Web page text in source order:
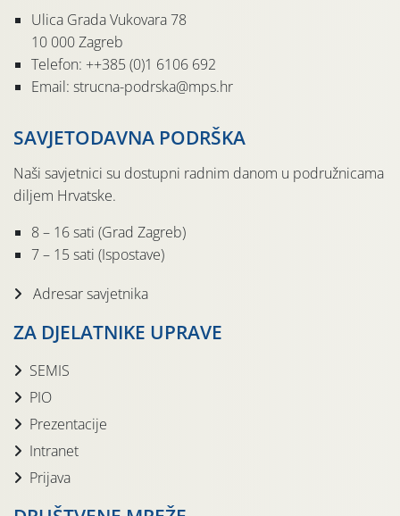
Ulica Grada Vukovara 78
10 000 Zagreb
Telefon: ++385 (0)1 6106 692
Email: strucna-podrska@mps.hr
SAVJETODAVNA PODRŠKA
Naši savjetnici su dostupni radnim danom u podružnicama
diljem Hrvatske.
8 – 16 sati (Grad Zagreb)
7 – 15 sati (Ispostave)
Adresar savjetnika
ZA DJELATNIKE UPRAVE
SEMIS
PIO
Prezentacije
Intranet
Prijava